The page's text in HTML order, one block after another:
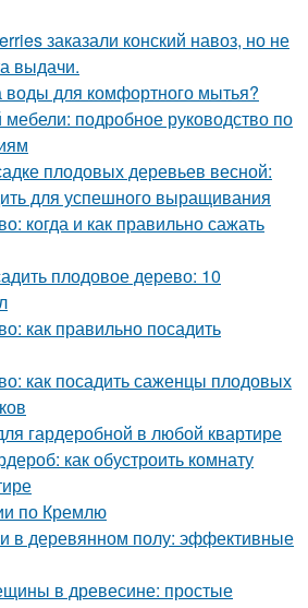
заказали конский навоз, но не
выдачи.
воды для комфортного мытья?
подробное руководство по
плодовых деревьев весной:
для успешного выращивания
когда и как правильно сажать
плодовое дерево: 10
как правильно посадить
как посадить саженцы плодовых
гардеробной в любой квартире
как обустроить комнату
по Кремлю
в деревянном полу: эффективные
в древесине: простые